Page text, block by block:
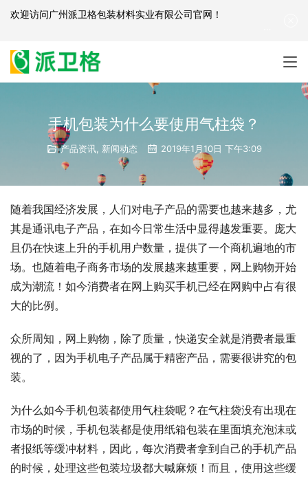
手机包装为什么要使用气柱袋？
产品资讯, 新闻动态 2019年1月10日 下午3:09
随着我国经济发展，人们对电子产品的需要也越来越多，尤
其是通讯电子产品，在如今日常生活中显得越发重要。庞大
且仍在快速上升的手机用户数量，提供了一个商机遍地的市
场。也随着电子商务市场的发展越来越重要，网上购物开始
成为潮流！如今消费者在网上购买手机已经在网购中占有很
大的比例。
众所周知，网上购物，除了质量，快递安全就是消费者最重
视的了，因为手机电子产品属于精密产品，需要很讲究的包
装。
为什么如今手机包装都使用气柱袋呢？在气柱袋没有出现在
市场的时候，手机包装都是使用纸箱包装在里面填充泡沫或
者报纸等缓冲材料，因此，每次消费者拿到自己的手机产品
的时候，处理这些包装垃圾都大喊麻烦！而且，使用这些缓
欢迎访问广州派卫格包装材料实业有限公司官网 ！